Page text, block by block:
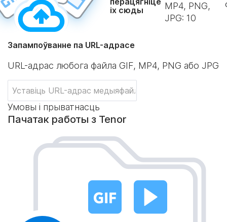
іх сюды
MP4, PNG,
JPG: 10
Запампоўванне па URL-адрасе
URL-адрас любога файла GIF, MP4, PNG або JPG
Умовы і прыватнасць
Пачатак работы з Tenor